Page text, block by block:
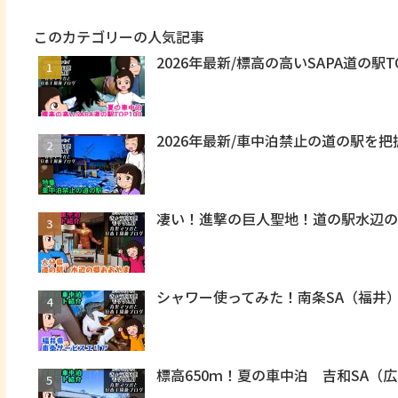
このカテゴリーの人気記事
2026年最新/標高の高いSAPA道の
2026年最新/車中泊禁止の道の駅を
凄い！進撃の巨人聖地！道の駅水辺
シャワー使ってみた！南条SA（福井
標高650ｍ！夏の車中泊 吉和SA（